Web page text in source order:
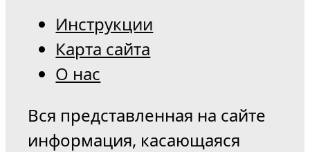
Инструкции
Карта сайта
О нас
Вся представленная на сайте
информация, касающаяся